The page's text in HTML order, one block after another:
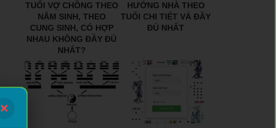
TUỔI VỢ CHỒNG THEO
NĂM SINH, THEO
CUNG SINH, CÓ HỢP
NHAU KHÔNG ĐẦY ĐỦ
NHẤT?
HƯỚNG NHÀ THEO
TUỔI CHI TIẾT VÀ ĐẦY
ĐỦ NHẤT
×